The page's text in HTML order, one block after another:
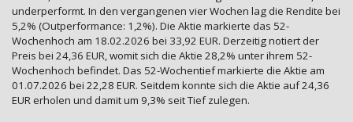
underperformt. In den vergangenen vier Wochen lag die Rendite bei
5,2% (Outperformance: 1,2%). Die Aktie markierte das 52-
Wochenhoch am 18.02.2026 bei 33,92 EUR. Derzeitig notiert der
Preis bei 24,36 EUR, womit sich die Aktie 28,2% unter ihrem 52-
Wochenhoch befindet. Das 52-Wochentief markierte die Aktie am
01.07.2026 bei 22,28 EUR. Seitdem konnte sich die Aktie auf 24,36
EUR erholen und damit um 9,3% seit Tief zulegen.